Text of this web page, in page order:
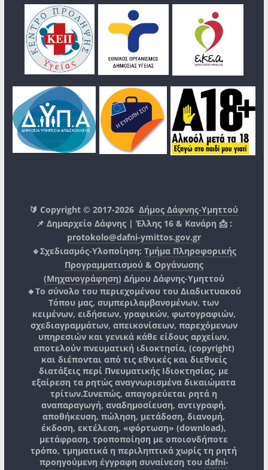
🔰 Copyright © 2017-2026Δήμος Δάφνης-Υμηττού
📌 Δημαρχείο Δάφνης | Έλλης 16 & Κανάρη 📩 :
protokolo@dafni-ymittos.gov.gr
🔹Σχεδιασμός-Υλοποίηση: Τμήμα Πληροφορικής
Προγραμματισμού & Οργάνωσης
(Μηχανογράφηση) Δήμου Δάφνης-Υμηττού
🔸Το σύνολο του περιεχομένου του Διαδικτυακού
Τόπου μας, συμπεριλαμβανομένων, των
κειμένων, ειδήσεων, γραφικών, φωτογραφιών,
σχεδιαγραμμάτων, απεικονίσεων, παρεχόμενων
υπηρεσιών και γενικά κάθε είδους αρχείων,
αποτελούν πνευματική ιδιοκτησία, (copyright)
και διέπονται από τις εθνικές και διεθνείς
διατάξεις περί Πνευματικής Ιδιοκτησίας, με
εξαίρεση τα ρητώς αναγνωρισμένα δικαιώματα
τρίτων.Συνεπώς, απαγορεύεται ρητά η
αναπαραγωγή, αναδημοσίευση, αντιγραφή,
αποθήκευση, πώληση, μετάδοση, διανομή,
έκδοση, εκτέλεση, «φόρτωση» (download),
μετάφραση, τροποποίηση με οποιονδήποτε
τρόπο, τμηματικά η περιληπτικά χωρίς τη ρητή
προηγούμενη έγγραφη συναίνεση του dafni-